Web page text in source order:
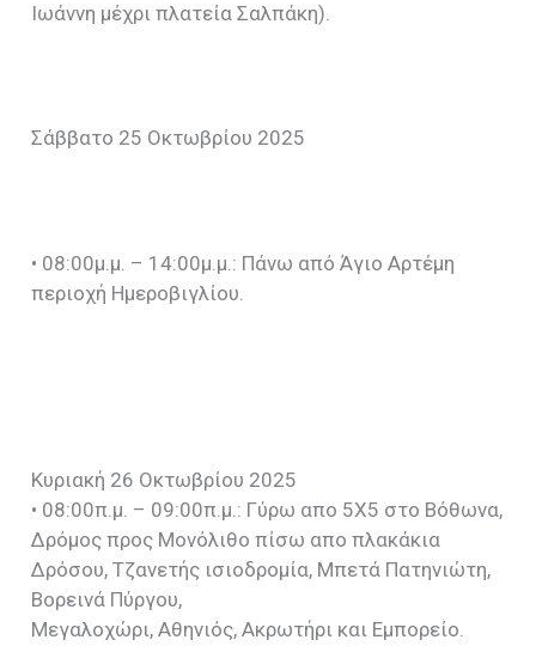
Ιωάννη μέχρι πλατεία Σαλπάκη).
Σάββατο 25 Οκτωβρίου 2025
• 08:00μ.μ. – 14:00μ.μ.: Πάνω από Άγιο Αρτέμη
περιοχή Ημεροβιγλίου.
Κυριακή 26 Οκτωβρίου 2025
• 08:00π.μ. – 09:00π.μ.: Γύρω απο 5Χ5 στο Βόθωνα,
Δρόμος προς Μονόλιθο πίσω απο πλακάκια
Δρόσου, Τζανετής ισιοδρομία, Μπετά Πατηνιώτη,
Βορεινά Πύργου,
Μεγαλοχώρι, Αθηνιός, Ακρωτήρι και Εμπορείο.